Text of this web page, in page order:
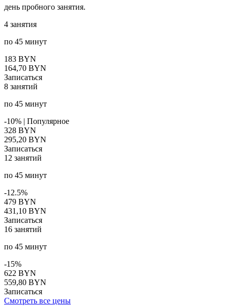
день пробного занятия.
4 занятия
по 45 минут
183 BYN
164,70 BYN
Записаться
8 занятий
по 45 минут
-10% | Популярное
328 BYN
295,20 BYN
Записаться
12 занятий
по 45 минут
-12.5%
479 BYN
431,10 BYN
Записаться
16 занятий
по 45 минут
-15%
622 BYN
559,80 BYN
Записаться
Смотреть все цены